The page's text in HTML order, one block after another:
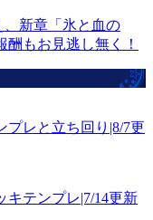
、新章「氷と血の
もお見逃し無く！
プレと立ち回り|8/7更
キテンプレ|7/14更新